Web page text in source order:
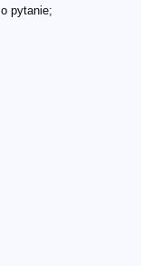
pytanie;